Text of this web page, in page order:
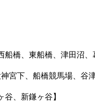
橋、東船橋、津田沼、
宮下、船橋競馬場、谷津
、新鎌ヶ谷】